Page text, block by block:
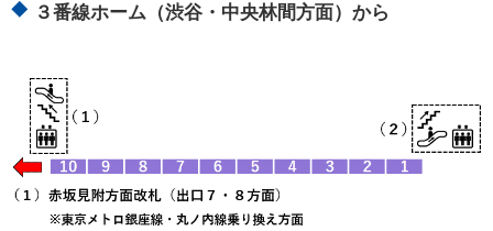
３番線ホーム（渋谷・中央林間方面）から